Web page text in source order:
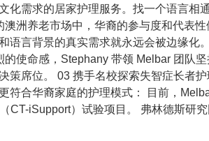
化需求的居家护理服务。找一个语言
洲养老市场中，华裔的参与度和代表
语言背景的真实需求就永远会被边缘
使命感，Stephany 带领 Melbar 团队
策席位。 03 携手名校探索失智症长者
符合华裔家庭的护理模式： 目前，
CT-iSupport）试验项目。 弗林德斯